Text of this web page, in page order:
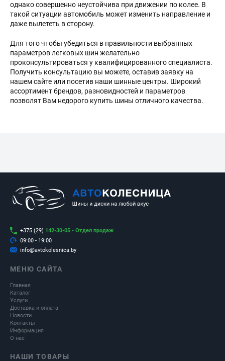
однако совершенно неустойчива при движении по колее. В
такой ситуации автомобиль может изменить направление и
даже вылететь в сторону.
Для того чтобы убедиться в правильности выбранных
параметров легковых шин желательно
проконсультироваться у квалифицированного специалиста.
Получить консультацию вы можете, оставив заявку на
нашем сайте или посетив наши шинные центры. Широкий
ассортимент брендов, разновидностей и параметров
позволят Вам недорого купить шины отличного качества.
+375 (29) 142-30-05 - Отдел продаж
09:00 - 19:00
info@avtokolesnica.by
МЕНЮ САЙТА
Главная
Каталог
Услуги
Доставка и оплата
Новости
Контакты
Информация
О нас
НАШИ ТОВАРЫ